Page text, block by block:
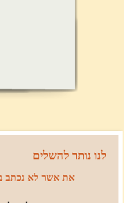
לנו נותר להשלים
את אשר לא נכתב